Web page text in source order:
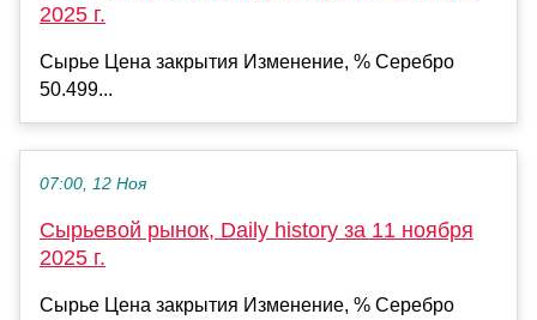
2025 г.
Сырье Цена закрытия Изменение, % Серебро
50.499...
07:00, 12 Ноя
Сырьевой рынок, Daily history за 11 ноября
2025 г.
Сырье Цена закрытия Изменение, % Серебро